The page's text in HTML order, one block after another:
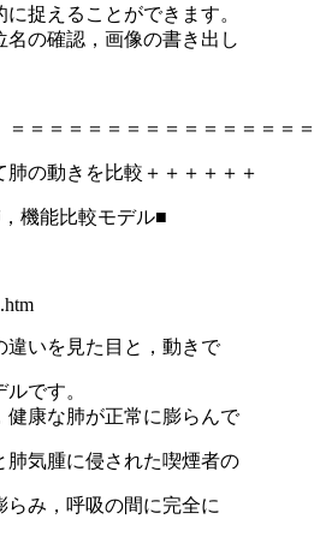
捉えることができます。
の確認，画像の書き出し
＝＝＝＝＝＝＝＝＝＝＝＝＝＝＝
肺の動きを比較＋＋＋＋＋＋
機能比較モデル■
違いを見た目と，動きで
です。
健康な肺が正常に膨らんで
肺気腫に侵された喫煙者の
み，呼吸の間に完全に